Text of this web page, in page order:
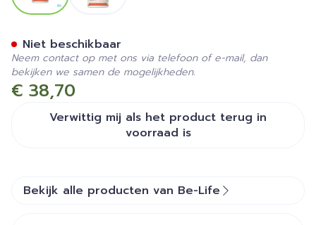
€ 38,70
Verwittig mij als het product terug in
voorraad is
Niet beschikbaar
Neem contact op met ons via telefoon of e-mail, dan
bekijken we samen de mogelijkheden.
Bekijk alle producten van Be-Life